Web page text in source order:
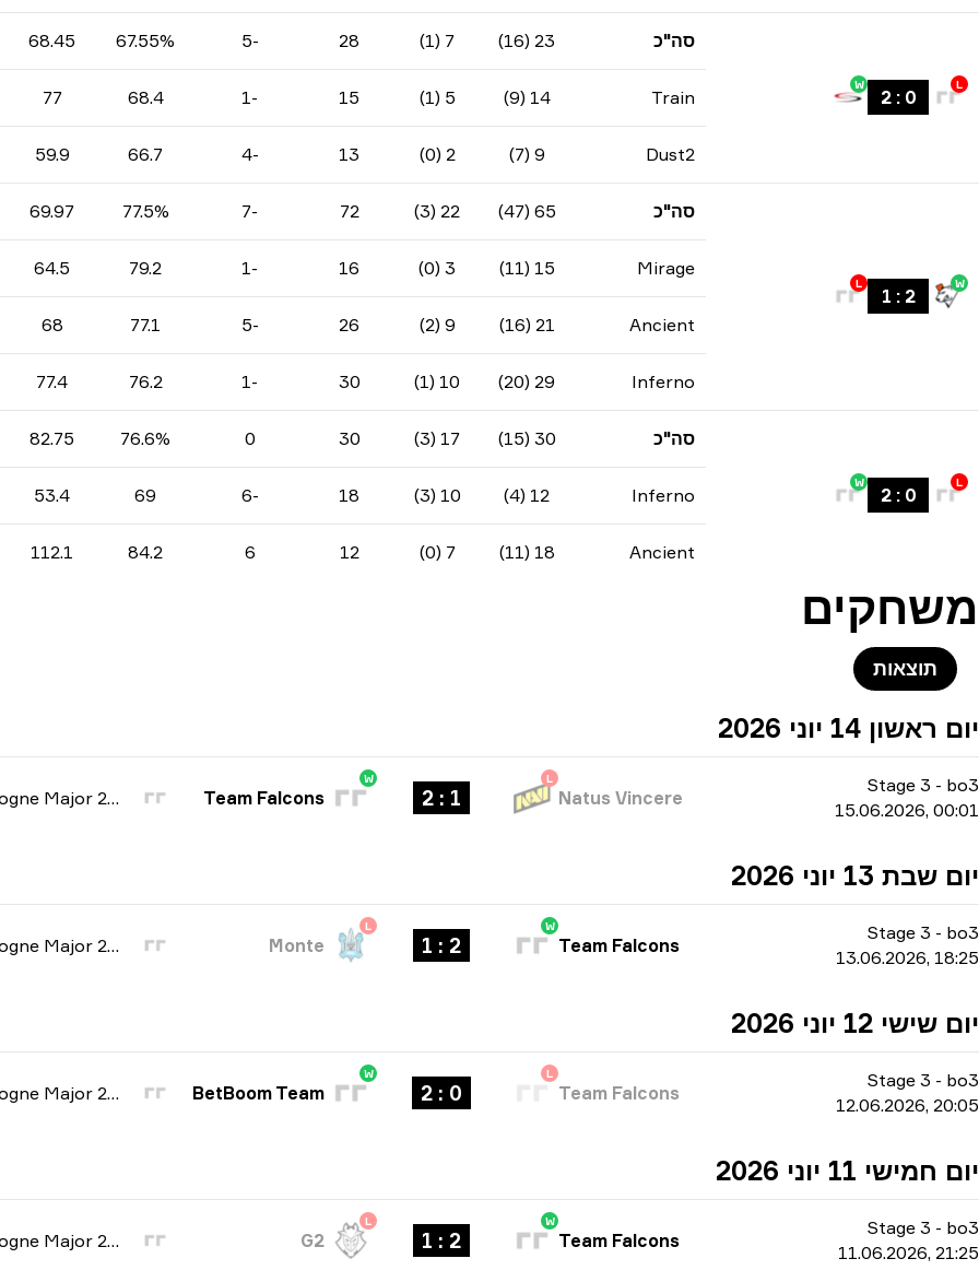
L
0
:
2
W
סה"כ 23 (16)
7 (1)
28
-5
67.55%
68.45
Train
14 (9)
5 (1)
15
-1
68.4
77
Dust2
9 (7)
2 (0)
13
-4
66.7
59.9
W
2
:
1
L
סה"כ 65 (47)
22 (3)
72
-7
77.5%
69.97
Mirage
15 (11)
3 (0)
16
-1
79.2
64.5
Ancient
21 (16)
9 (2)
26
-5
77.1
68
Inferno
29 (20)
10 (1)
30
-1
76.2
77.4
L
0
:
2
W
סה"כ 30 (15)
17 (3)
30
0
76.6%
82.75
Inferno
12 (4)
10 (3)
18
-6
69
53.4
Ancient
18 (11)
7 (0)
12
6
84.2
112.1
משחקים
תוצאות
יום ראשון 14 יוני 2026
Stage 3 - bo3
15.06.2026, 00:01
L
Natus Vincere
1 : 2
W
Team Falcons
IEM: Cologne Major 2026
יום שבת 13 יוני 2026
Stage 3 - bo3
13.06.2026, 18:25
W
Team Falcons
2 : 1
L
Monte
IEM: Cologne Major 2026
יום שישי 12 יוני 2026
Stage 3 - bo3
12.06.2026, 20:05
L
Team Falcons
0 : 2
W
BetBoom Team
IEM: Cologne Major 2026
יום חמישי 11 יוני 2026
Stage 3 - bo3
11.06.2026, 21:25
W
Team Falcons
2 : 1
L
G2
IEM: Cologne Major 2026